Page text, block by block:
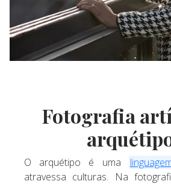
Fotografia
O arquétipo é uma
atravessa culturas. Na